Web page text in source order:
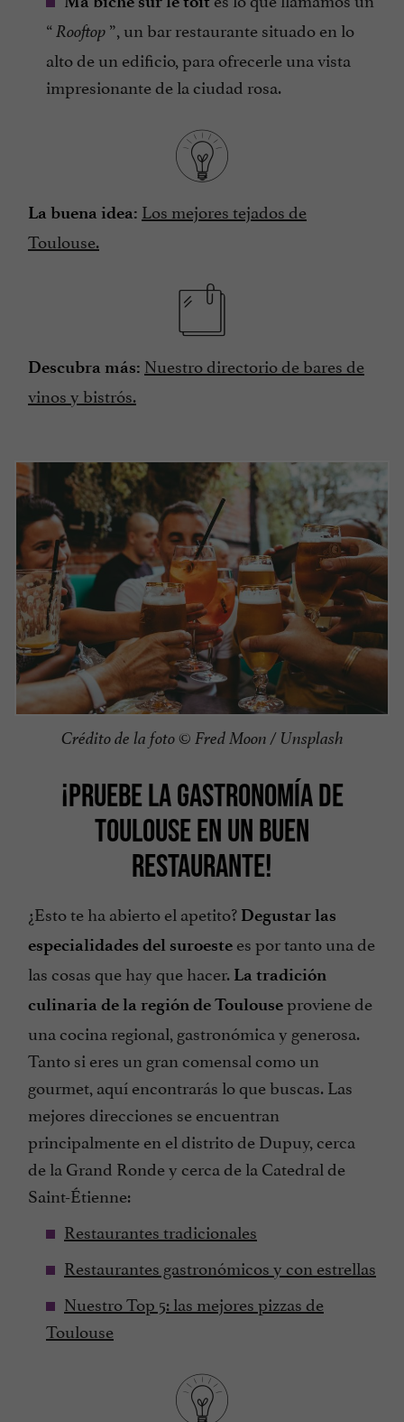
“ Rooftop ”, un bar restaurante situado en lo
alto de un edificio, para ofrecerle una vista
impresionante de la ciudad rosa.
La buena idea: Los mejores tejados de
Toulouse.
Descubra más: Nuestro directorio de bares de
vinos y bistrós.
Crédito de la foto © Fred Moon / Unsplash
¡PRUEBE LA GASTRONOMÍA DE
TOULOUSE EN UN BUEN
RESTAURANTE!
¿Esto te ha abierto el apetito? Degustar las
especialidades del suroeste es por tanto una de
las cosas que hay que hacer. La tradición
culinaria de la región de Toulouseproviene de
una cocina regional, gastronómica y generosa.
Tanto si eres un gran comensal como un
gourmet, aquí encontrarás lo que buscas. Las
mejores direcciones se encuentran
principalmente en el distrito de Dupuy, cerca
de la Grand Ronde y cerca de la Catedral de
Saint-Étienne:
Restaurantes tradicionales
Restaurantes gastronómicos y con estrellas
Nuestro Top 5: las mejores pizzas de
Toulouse